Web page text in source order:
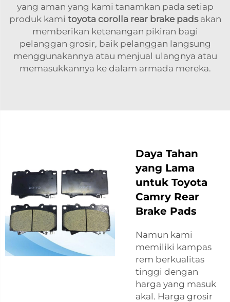
yang aman yang kami tanamkan pada setiap
produk kami toyota corolla rear brake pads akan
memberikan ketenangan pikiran bagi
pelanggan grosir, baik pelanggan langsung
menggunakannya atau menjual ulangnya atau
memasukkannya ke dalam armada mereka.
Daya Tahan
yang Lama
untuk Toyota
Camry Rear
Brake Pads
Namun kami
memiliki kampas
rem berkualitas
tinggi dengan
harga yang masuk
akal. Harga grosir